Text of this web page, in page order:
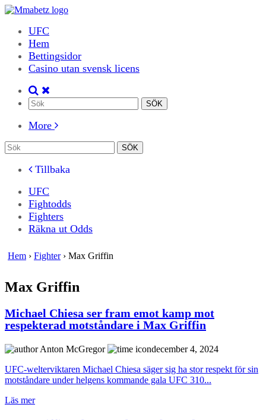
UFC
Hem
Bettingsidor
Casino utan svensk licens
More
Tillbaka
UFC
Fightodds
Fighters
Räkna ut Odds
Hem › Fighter › Max Griffin
Max Griffin
Michael Chiesa ser fram emot kamp mot
respekterad motståndare i Max Griffin
Anton McGregor
december 4, 2024
UFC-welterviktaren Michael Chiesa säger sig ha stor respekt för sin
motståndare under helgens kommande gala UFC 310...
Läs mer